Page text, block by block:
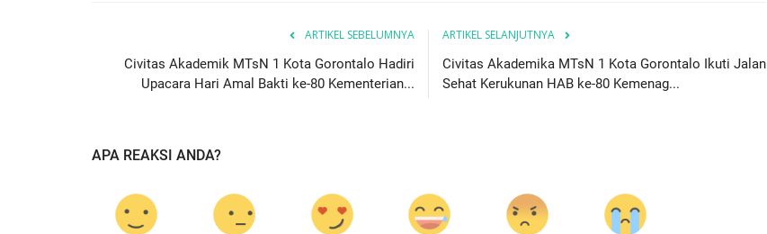
ARTIKEL SEBELUMNYA
Civitas Akademik MTsN 1 Kota Gorontalo Hadiri
Upacara Hari Amal Bakti ke-80 Kementerian...
ARTIKEL SELANJUTNYA
Civitas Akademika MTsN 1 Kota Gorontalo Ikuti Jalan
Sehat Kerukunan HAB ke-80 Kemenag...
APA REAKSI ANDA?